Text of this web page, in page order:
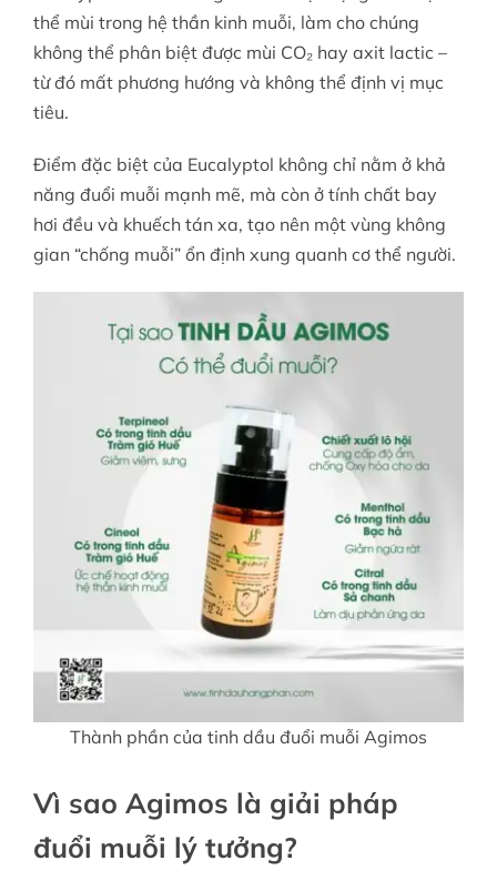
thể mùi trong hệ thần kinh muỗi, làm cho chúng
không thể phân biệt được mùi CO₂ hay axit lactic –
từ đó mất phương hướng và không thể định vị mục
tiêu.
Điểm đặc biệt của Eucalyptol không chỉ nằm ở khả
năng đuổi muỗi mạnh mẽ, mà còn ở tính chất bay
hơi đều và khuếch tán xa, tạo nên một vùng không
gian “chống muỗi” ổn định xung quanh cơ thể người.
Thành phần của tinh dầu đuổi muỗi Agimos
Vì sao Agimos là giải pháp
đuổi muỗi lý tưởng?